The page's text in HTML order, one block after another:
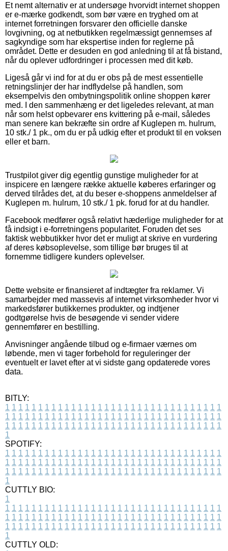
Et nemt alternativ er at undersøge hvorvidt internet shoppen
er e-mærke godkendt, som bør være en tryghed om at
internet forretningen forsvarer den officielle danske
lovgivning, og at netbutikken regelmæssigt gennemses af
sagkyndige som har ekspertise inden for reglerne på
området. Dette er desuden en god anledning til at få bistand,
når du oplever udfordringer i processen med dit køb.
Ligeså går vi ind for at du er obs på de mest essentielle
retningslinjer der har indflydelse på handlen, som
eksempelvis den ombytningspolitik online shoppen kører
med. I den sammenhæng er det ligeledes relevant, at man
når som helst opbevarer ens kvittering på e-mail, således
man senere kan bekræfte sin ordre af Kuglepen m. hulrum,
10 stk./ 1 pk., om du er på udkig efter et produkt til en voksen
eller et barn.
Trustpilot giver dig egentlig gunstige muligheder for at
inspicere en længere række aktuelle køberes erfaringer og
derved tilrådes det, at du beser e-shoppens anmeldelser af
Kuglepen m. hulrum, 10 stk./ 1 pk. forud for at du handler.
Facebook medfører også relativt hæderlige muligheder for at
få indsigt i e-forretningens popularitet. Foruden det ses
faktisk webbutikker hvor det er muligt at skrive en vurdering
af deres købsoplevelse, som tillige bør bruges til at
fornemme tidligere kunders oplevelser.
Dette website er finansieret af indtægter fra reklamer. Vi
samarbejder med massevis af internet virksomheder hvor vi
markedsfører butikkernes produkter, og indtjener
godtgørelse hvis de besøgende vi sender videre
gennemfører en bestilling.
Anvisninger angående tilbud og e-firmaer værnes om
løbende, men vi tager forbehold for reguleringer der
eventuelt er lavet efter at vi sidste gang opdaterede vores
data.
BITLY:
1 1 1 1 1 1 1 1 1 1 1 1 1 1 1 1 1 1 1 1 1 1 1 1 1 1 1 1 1 1 1 1 1
1 1 1 1 1 1 1 1 1 1 1 1 1 1 1 1 1 1 1 1 1 1 1 1 1 1 1 1 1 1 1 1 1
1 1 1 1 1 1 1 1 1 1 1 1 1 1 1 1 1 1 1 1 1 1 1 1 1 1 1 1 1 1 1 1 1
1
SPOTIFY:
1 1 1 1 1 1 1 1 1 1 1 1 1 1 1 1 1 1 1 1 1 1 1 1 1 1 1 1 1 1 1 1 1
1 1 1 1 1 1 1 1 1 1 1 1 1 1 1 1 1 1 1 1 1 1 1 1 1 1 1 1 1 1 1 1 1
1 1 1 1 1 1 1 1 1 1 1 1 1 1 1 1 1 1 1 1 1 1 1 1 1 1 1 1 1 1 1 1 1
1
CUTTLY BIO:
1
1 1 1 1 1 1 1 1 1 1 1 1 1 1 1 1 1 1 1 1 1 1 1 1 1 1 1 1 1 1 1 1 1
1 1 1 1 1 1 1 1 1 1 1 1 1 1 1 1 1 1 1 1 1 1 1 1 1 1 1 1 1 1 1 1 1
1 1 1 1 1 1 1 1 1 1 1 1 1 1 1 1 1 1 1 1 1 1 1 1 1 1 1 1 1 1 1 1 1
1
CUTTLY OLD: